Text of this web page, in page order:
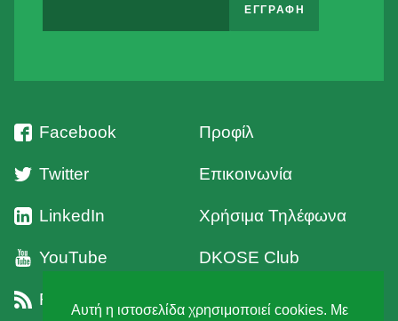
Αυτή η ιστοσελίδα χρησιμοποιεί cookies. Με
Facebook
Twitter
LinkedIn
YouTube
RSS
Προφίλ
Επικοινωνία
Χρήσιμα Τηλέφωνα
DKOSE Club
Όροι Χρήσης